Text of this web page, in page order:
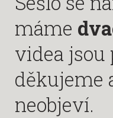
máme
videa
děkujeme
neobjeví.